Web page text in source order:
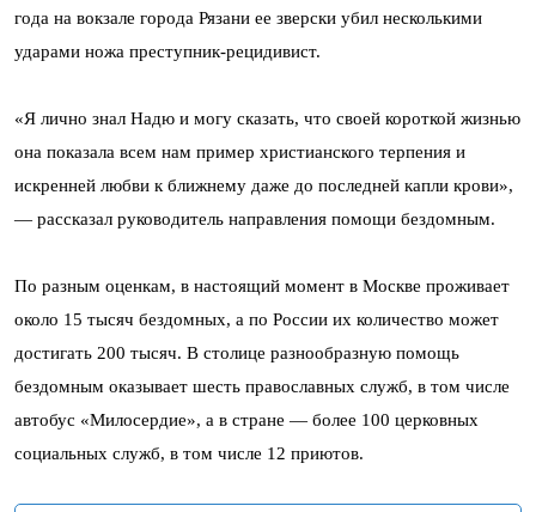
года на вокзале города Рязани ее зверски убил несколькими
ударами ножа преступник-рецидивист.
«Я лично знал Надю и могу сказать, что своей короткой жизнью
она показала всем нам пример христианского терпения и
искренней любви к ближнему даже до последней капли крови»,
— рассказал руководитель направления помощи бездомным.
По разным оценкам, в настоящий момент в Москве проживает
около 15 тысяч бездомных, а по России их количество может
достигать 200 тысяч. В столице разнообразную помощь
бездомным оказывает шесть православных служб, в том числе
автобус «Милосердие», а в стране — более 100 церковных
социальных служб, в том числе 12 приютов.